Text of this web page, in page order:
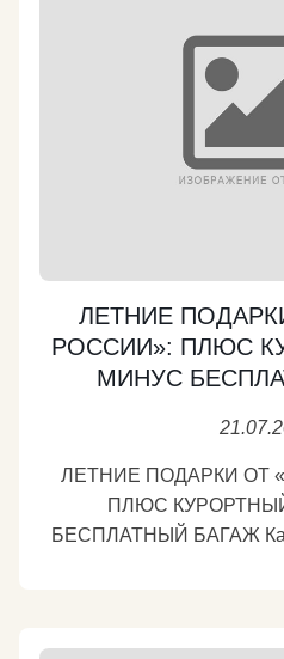
ЛЕТНИЕ
РОССИИ»: ПЛЮС
МИНУС
ЛЕТНИЕ ПОДАРКИ ОТ
ПЛЮС
БЕСПЛАТНЫЙ БАГАЖ Как
«курортный сбор» и